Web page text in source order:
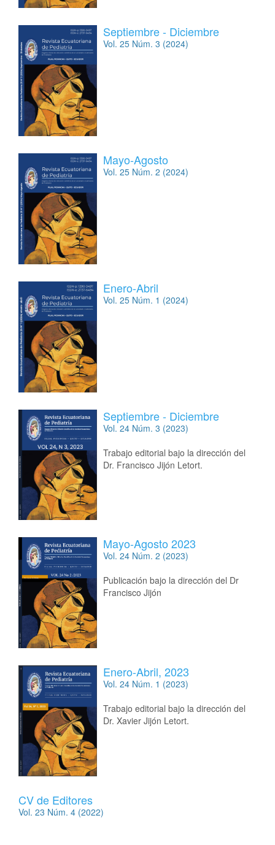
Septiembre - Diciembre
Vol. 25 Núm. 3 (2024)
Mayo-Agosto
Vol. 25 Núm. 2 (2024)
Enero-Abril
Vol. 25 Núm. 1 (2024)
Septiembre - Diciembre
Vol. 24 Núm. 3 (2023)
Trabajo editorial bajo la dirección del
Dr. Francisco Jijón Letort.
Mayo-Agosto 2023
Vol. 24 Núm. 2 (2023)
Publicación bajo la dirección del Dr
Francisco Jijón
Enero-Abril, 2023
Vol. 24 Núm. 1 (2023)
Trabajo editorial bajo la dirección del
Dr. Xavier Jijón Letort.
CV de Editores
Vol. 23 Núm. 4 (2022)